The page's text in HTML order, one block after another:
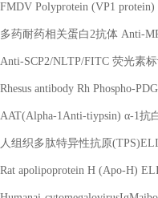
FMDV Polyprotein (VP1 protein)
多药耐药相关蛋白2抗体 Anti-
Anti-SCP2/NLTP/FITC 荧光素
Rhesus antibody Rh Phospho-
AAT(Alpha-1Anti-tiypsin) α-1抗
人组织多肽特异性抗原
Rat apolipoprotein H (Apo-H)